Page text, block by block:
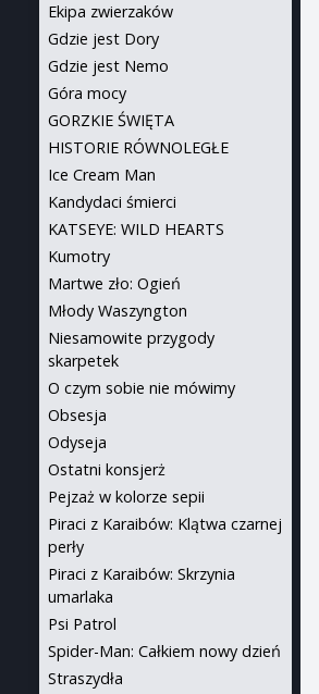
Ekipa zwierzaków
Gdzie jest Dory
Gdzie jest Nemo
Góra mocy
GORZKIE ŚWIĘTA
HISTORIE RÓWNOLEGŁE
Ice Cream Man
Kandydaci śmierci
KATSEYE: WILD HEARTS
Kumotry
Martwe zło: Ogień
Młody Waszyngton
Niesamowite przygody
skarpetek
O czym sobie nie mówimy
Obsesja
Odyseja
Ostatni konsjerż
Pejzaż w kolorze sepii
Piraci z Karaibów: Klątwa czarnej
perły
Piraci z Karaibów: Skrzynia
umarlaka
Psi Patrol
Spider-Man: Całkiem nowy dzień
Straszydła